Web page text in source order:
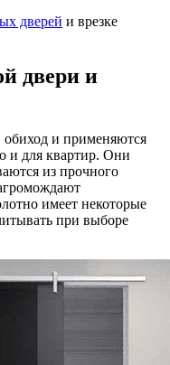
дверей и врезке
двери и
обиход и применяются
и для квартир. Они
из прочного
имеет некоторые
при выборе